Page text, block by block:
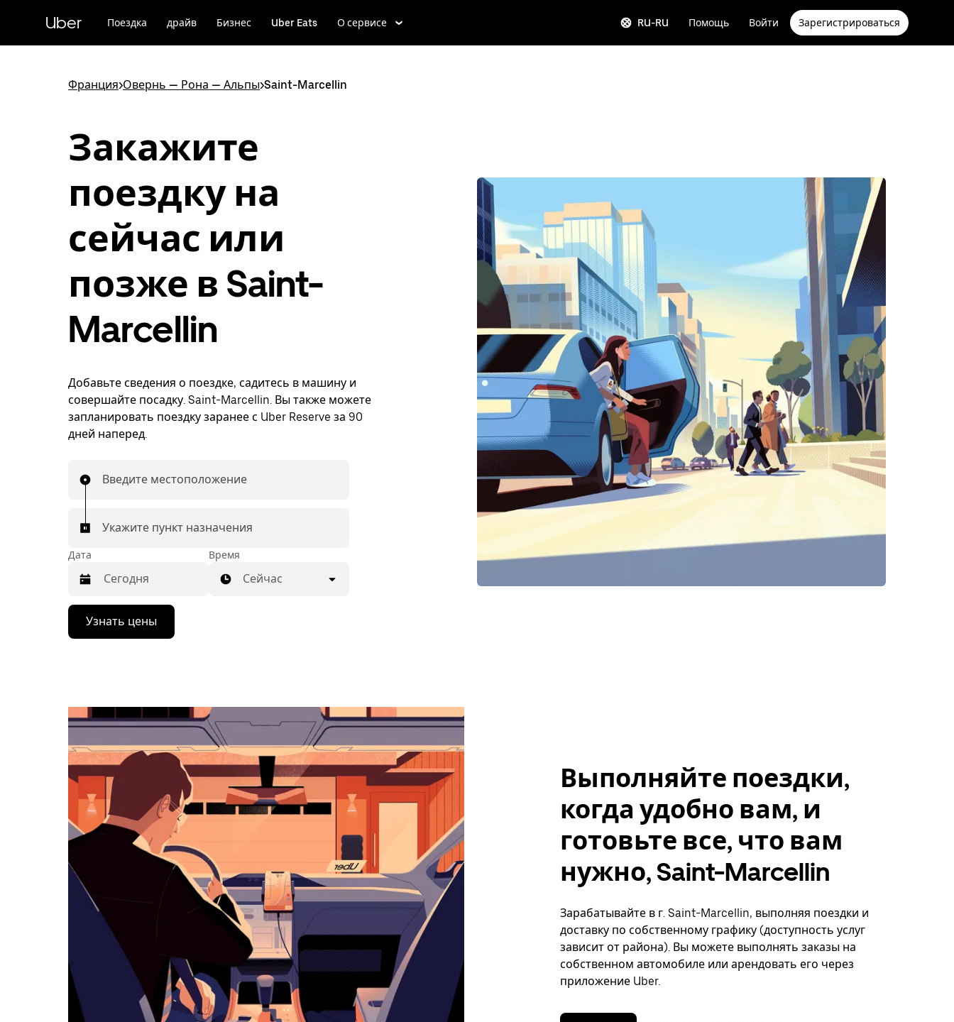
к
Uber Поездка драйв Бизнес Uber Eats О сервисе RU-RU Помощь Войти Зарегистрироваться
Франция>Овернь — Рона — Альпы>Saint-Marcellin
Закажите
поездку на
сейчас или
позже в Saint-
Marcellin
Добавьте сведения о поездке, садитесь в машину и
совершайте посадку. Saint-Marcellin. Вы также можете
запланировать поездку заранее с Uber Reserve за 90
дней наперед.
Введите местоположение
Укажите пункт назначения
Дата
Нажмите
стрелку
вниз,
выбрать
дату.
закрыть
календарь,
нажмите
Esc.
Время
Сейчас
Узнать цены
Выполняйте поездки,
когда удобно вам, и
готовьте все, что вам
нужно, Saint-Marcellin
Зарабатывайте в г. Saint-Marcellin, выполняя поездки и
доставку по собственному графику (доступность услуг
зависит от района). Вы можете выполнять заказы на
собственном автомобиле или арендовать его через
приложение Uber.